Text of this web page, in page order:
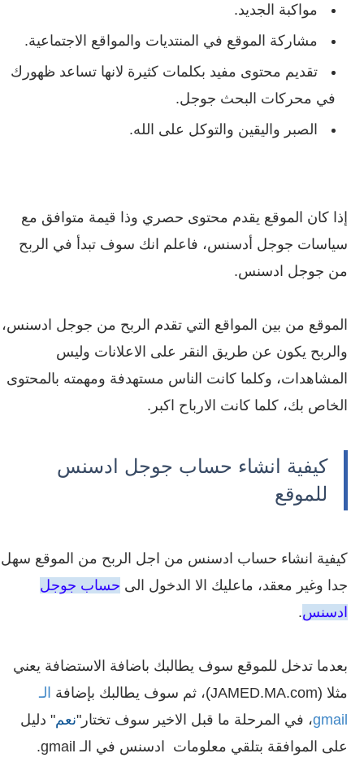
مواكبة الجديد.
مشاركة الموقع في المنتديات والمواقع الاجتماعية.
تقديم محتوى مفيد بكلمات كثيرة لانها تساعد ظهورك
في محركات البحث جوجل.
الصبر واليقين والتوكل على الله.
إذا كان الموقع يقدم محتوى حصري وذا قيمة متوافق مع
سياسات جوجل أدسنس، فاعلم انك سوف تبدأ في الربح
من جوجل ادسنس.
الموقع من بين المواقع التي تقدم الربح من جوجل ادسنس،
والربح يكون عن طريق النقر على الاعلانات وليس
المشاهدات، وكلما كانت الناس مستهدفة ومهمته بالمحتوى
الخاص بك، كلما كانت الارباح اكبر.
كيفية انشاء حساب جوجل ادسنس
للموقع
كيفية انشاء حساب ادسنس من اجل الربح من الموقع سهل
جدا وغير معقد، ماعليك الا الدخول الى حساب جوجل
ادسنس.
بعدما تدخل للموقع سوف يطالبك باضافة الاستضافة يعني
مثلا (JAMED.MA.com)، ثم سوف يطالبك بإضافة
الـ
gmail، في المرحلة ما قبل الاخير سوف تختار"نعم" دليل
على الموافقة بتلقي معلومات ادسنس في الـ gmail.